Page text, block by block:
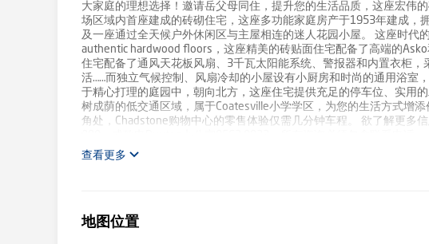
大家庭的理想选择！邀请岳父母同住，提升您的生活品质，这座宏伟
场区域内首座建成的砖砌住宅，这座多功能家庭房产于1953年建成，
及一座通过全天候户外休闲区与主屋相连的迷人花园小屋。 这座时代
authentic hardwood floors，这座精美的砖贴面住宅配备了高端的
住宅配备了通风天花板风扇、3千瓦太阳能系统、警报器和内置衣柜
活……而独立气候控制、风扇冷却的小屋设有小厨房和时尚的通用浴室
于精心打理的庭园中，朝向北方，这座住宅提供充足的停车位、实用
树成荫的低交通区域，属于Coatesville小学学区，为您的生活方式增
角处，Chadstone购物中心的零售体验仅需几分钟车程。 欲了解更多
查看更多
地图位置